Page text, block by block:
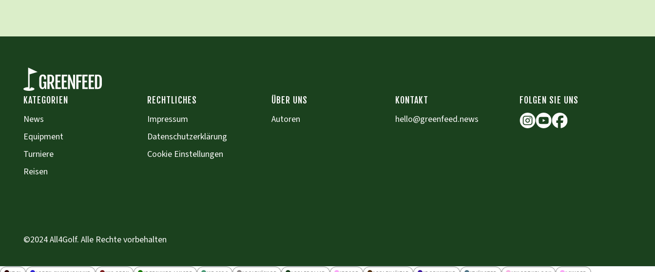
KATEGORIEN
News
Equipment
Turniere
Reisen
RECHTLICHES
Impressum
Datenschutzerklärung
Cookie Einstellungen
ÜBER UNS
Autoren
KONTAKT
hello@greenfeed.news
FOLGEN SIE UNS
©2024 All4Golf. Alle Rechte vorbehalten